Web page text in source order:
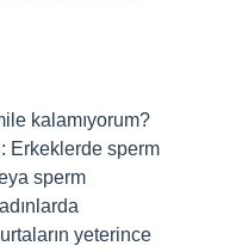
kalamıyorum?
Erkeklerde sperm
sperm
yeterince